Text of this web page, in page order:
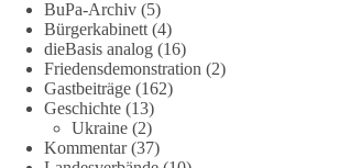
https://www.tichyseinblick.de/kolumnen/aus-
tagebuch-fauci-corona-impfung/
#dieBasis #Corona #Aufarbeitung
#Vertrauen
BuPa-Archiv (5)
Bürgerkabinett (4)
dieBasis analog (16)
Friedensdemonstration (2)
Gastbeiträge (162)
Geschichte (13)
Ukraine (2)
Kommentar(37)